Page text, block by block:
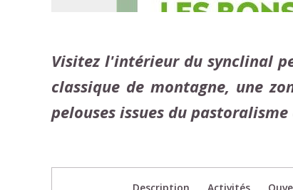
Visitez l'intérieur du synclinal
classique de montagne, une
pelouses issues du